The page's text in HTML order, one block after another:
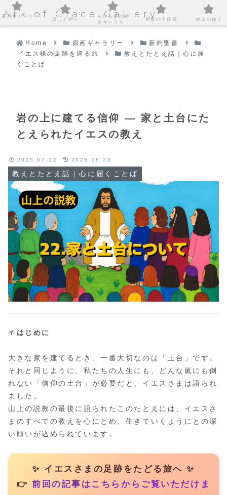
Ark of Grace Gallery
Home 原画ギャラリー
新約聖書
イエス様の足跡を巡る旅
教えとたとえ話｜心に届
くことば
岩の上に建てる信仰 ― 家と土台にた
とえられたイエスの教え
教えとたとえ話｜心に届くことば
2025.07.12 2025.08.23
🌱 はじめに
大きな家を建てるとき、一番大切なのは「土台」です。
それと同じように、私たちの人生にも、どんな嵐にも倒
れない「信仰の土台」が必要だと、イエスさまは語られ
ました。
山上の説教の最後に語られたこのたとえには、イエスさ
まのすべての教えを心にとめ、生きていくようにとの深
い願いが込められています。
✨ イエスさまの足跡をたどる旅へ ✨
👉前回の記事はこちらからご覧いただけま
原画ギャラリ
ー
証しと祈り
らけるまの絵
本ギャラリー
聖書の全体像 終末の備え